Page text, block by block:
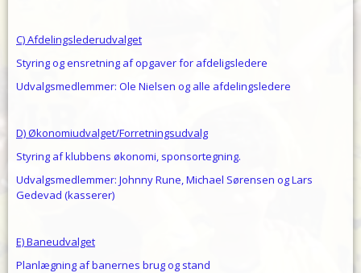
C) Afdelingslederudvalget
Styring og ensretning af opgaver for afdeligsledere
Udvalgsmedlemmer: Ole Nielsen og alle afdelingsledere
D) Økonomiudvalget/Forretningsudvalg
Styring af klubbens økonomi, sponsortegning.
Udvalgsmedlemmer: Johnny Rune, Michael Sørensen og Lars
Gedevad (kasserer)
E) Baneudvalget
Planlægning af banernes brug og stand